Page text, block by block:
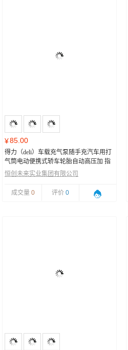
¥85.00
得力（deli）车载充气泵随手充汽车用打
气筒电动便携式轿车轮胎自动高压加 指
针式充气泵+收纳袋
恒创未来实业集团有限公司
成交量 0 评价 0